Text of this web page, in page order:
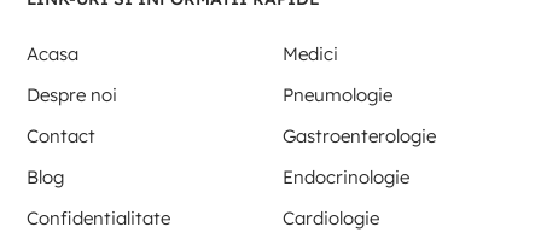
Acasa
Medici
Despre noi
Pneumologie
Contact
Gastroenterologie
Blog
Endocrinologie
Confidentialitate
Cardiologie